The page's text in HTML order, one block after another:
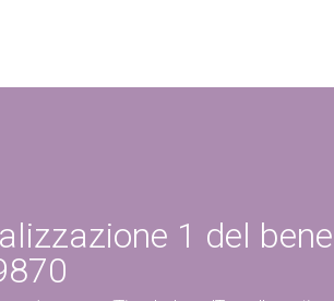
1 del